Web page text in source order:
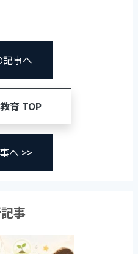
記事へ
育 TOP
へ >>
事